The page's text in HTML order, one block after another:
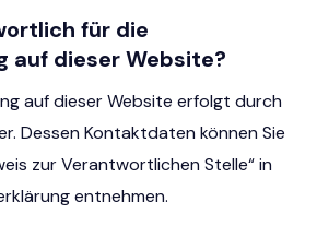
für die
auf dieser Website?
auf dieser Website erfolgt durch
Dessen Kontaktdaten können Sie
zur Verantwortlichen Stelle“ in
entnehmen.